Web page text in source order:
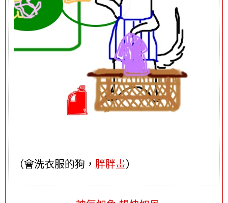
（會洗衣服的狗， 胖胖畫）